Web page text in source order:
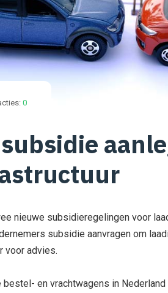
0
nieuwe subsidieregelingen voor
subsidie aanvragen om
voor advies.
en vrachtwagens in